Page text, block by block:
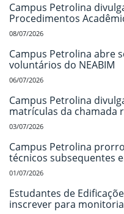
Campus Petrolina
Procedimentos
08/07/2026
Campus Petrolina abre
voluntários do NEABIM
06/07/2026
Campus Petrolina
matrículas da chamada
03/07/2026
Campus Petrolina
técnicos subsequentes
01/07/2026
Estudantes de
inscrever para monitoria